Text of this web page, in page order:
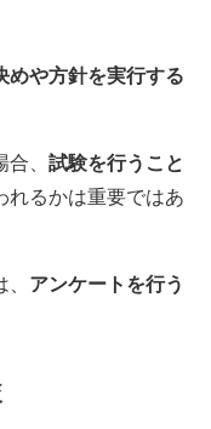
めや方針を実行する
、 試験を行うこと
れるかは重要ではあ
アンケートを行う